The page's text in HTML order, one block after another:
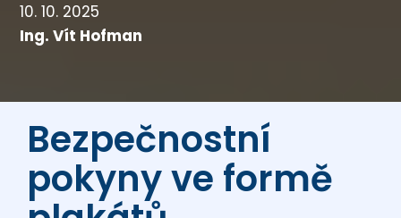
10. 10. 2025
Ing. Vít Hofman
Bezpečnostní
pokyny ve formě